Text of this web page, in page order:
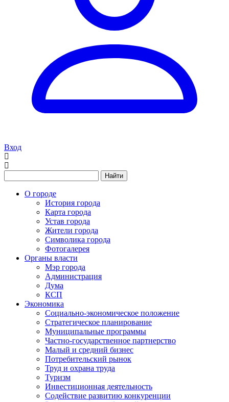
Вход
Найти
О городе
История города
Карта города
Устав города
Жители города
Символика города
Фотогалерея
Органы власти
Мэр города
Администрация
Дума
КСП
Экономика
Социально-экономическое положение
Стратегическое планирование
Муниципальные программы
Частно-государственное партнерство
Малый и средний бизнес
Потребительский рынок
Труд и охрана труда
Туризм
Инвестиционная деятельность
Содействие развитию конкуренции